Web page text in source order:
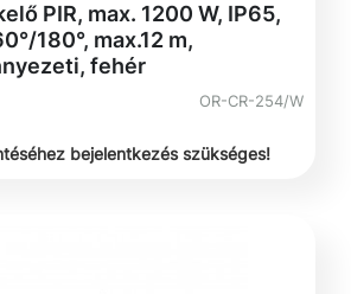
PIR, max. 1200 W, IP65,
180°, max.12 m,
fehér
OR-CR-254/W
bejelentkezés szükséges!